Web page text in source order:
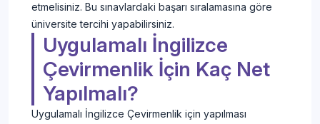
etmelisiniz. Bu sınavlardaki başarı sıralamasına göre
üniversite tercihi yapabilirsiniz.
Uygulamalı İngilizce
Çevirmenlik İçin Kaç Net
Yapılmalı?
Uygulamalı İngilizce Çevirmenlik için yapılması